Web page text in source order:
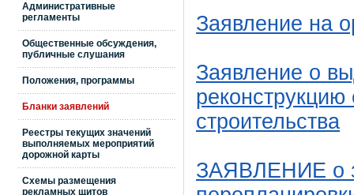
Административные
регламенты
Общественные обсуждения,
публичные слушания
Положения, программы
Бланки заявлений
Реестры текущих значений
выполняемых мероприятий
дорожной карты
Схемы размещения
рекламных щитов
Заявление на
Заявление о
строительства
ЗАЯВЛЕНИЕ о